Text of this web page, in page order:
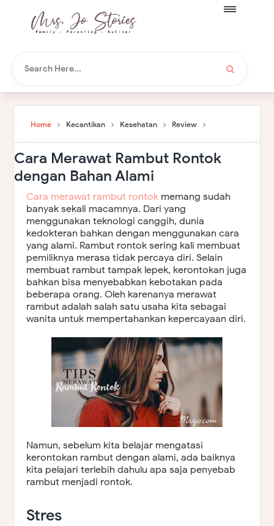
Home Kecantikan Kesehatan Review
Cara Merawat Rambut Rontok
dengan Bahan Alami
Cara merawat rambut rontok memang sudah
banyak sekali macamnya. Dari yang
menggunakan teknologi canggih, dunia
kedokteran bahkan dengan menggunakan cara
yang alami. Rambut rontok sering kali membuat
pemiliknya merasa tidak percaya diri. Selain
membuat rambut tampak lepek, kerontokan juga
bahkan bisa menyebabkan kebotakan pada
beberapa orang. Oleh karenanya merawat
rambut adalah salah satu usaha kita sebagai
wanita untuk mempertahankan kepercayaan diri.
Namun, sebelum kita belajar mengatasi
kerontokan rambut dengan alami, ada baiknya
kita pelajari terlebih dahulu apa saja penyebab
rambut menjadi rontok.
Stres